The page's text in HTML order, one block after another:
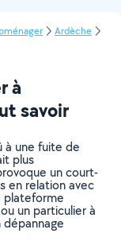
Ardèche
à
savoir
à une fuite de
plus
un court-
en relation avec
plateforme
un particulier à